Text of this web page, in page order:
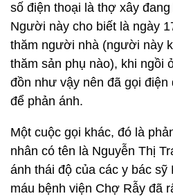
số điện thoại là thợ xây
Người này cho biết là ngày
thăm người nhà (người này
thăm sản phụ nào), khi ngồi
đồn như vậy nên đã gọi
để phản ánh.
Một cuộc gọi khác, đó là
nhân có tên là Nguyễn Thị
ánh thái độ của các y bác sỹ
máu bệnh viện Chợ Rẫy đã